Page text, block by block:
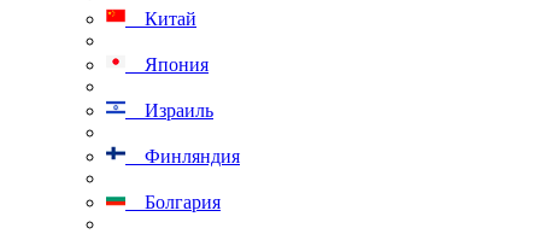
Китай
Япония
Израиль
Финляндия
Болгария